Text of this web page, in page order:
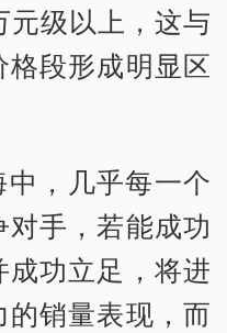
级以上，这与
段形成明显区
，几乎每一个
手，若能成功
功立足，将进
销量表现，而